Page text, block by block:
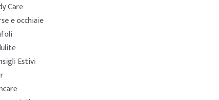
Care
e occhiaie
Estivi